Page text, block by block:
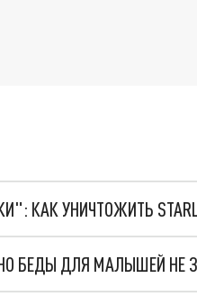
КАК УНИЧТОЖИТЬ
БЕДЫ ДЛЯ МАЛЫШЕЙ НЕ